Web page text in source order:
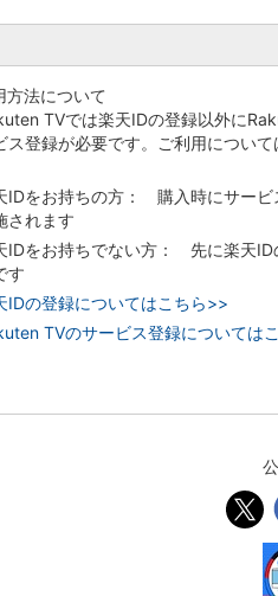
方法について
TVでは楽天IDの登録以外に
ス登録が必要です。ご利用につい
IDをお持ちの方： 購入時にサービ
されます
IDをお持ちでない方： 先に楽天ID
す
IDの登録についてはこちら>>
TVのサービス登録については